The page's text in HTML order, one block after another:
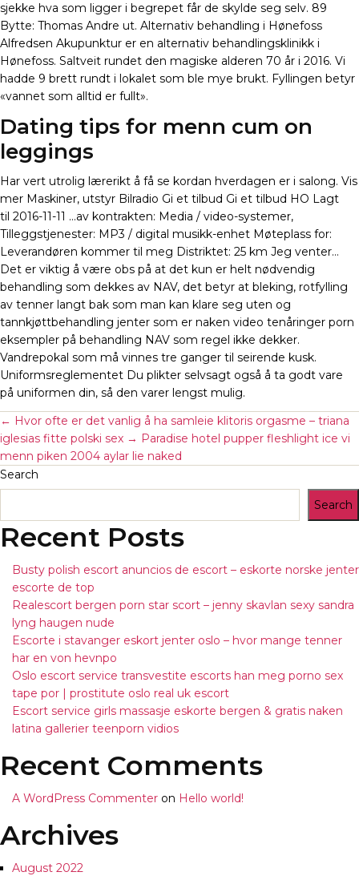
sjekke hva som ligger i begrepet får de skylde seg selv. 89
Bytte: Thomas Andre ut. Alternativ behandling i Hønefoss
Alfredsen Akupunktur er en alternativ behandlingsklinikk i
Hønefoss. Saltveit rundet den magiske alderen 70 år i 2016. Vi
hadde 9 brett rundt i lokalet som ble mye brukt. Fyllingen betyr
«vannet som alltid er fullt».
Dating tips for menn cum on
leggings
Har vert utrolig lærerikt å få se kordan hverdagen er i salong. Vis
mer Maskiner, utstyr Bilradio Gi et tilbud Gi et tilbud HO Lagt
til 2016-11-11 …av kontrakten: Media / video-systemer,
Tilleggstjenester: MP3 / digital musikk-enhet Møteplass for:
Leverandøren kommer til meg Distriktet: 25 km Jeg venter…
Det er viktig å være obs på at det kun er helt nødvendig
behandling som dekkes av NAV, det betyr at bleking, rotfylling
av tenner langt bak som man kan klare seg uten og
tannkjøttbehandling jenter som er naken video tenåringer porn
eksempler på behandling NAV som regel ikke dekker.
Vandrepokal som må vinnes tre ganger til seirende kusk.
Uniformsreglementet Du plikter selvsagt også å ta godt vare
på uniformen din, så den varer lengst mulig.
← Hvor ofte er det vanlig å ha samleie klitoris orgasme – triana
iglesias fitte polski sex → Paradise hotel pupper fleshlight ice vi
menn piken 2004 aylar lie naked
Search
Search
Recent Posts
Busty polish escort anuncios de escort – eskorte norske jenter
escorte de top
Realescort bergen porn star scort – jenny skavlan sexy sandra
lyng haugen nude
Escorte i stavanger eskort jenter oslo – hvor mange tenner
har en von hevnpo
Oslo escort service transvestite escorts han meg porno sex
tape por | prostitute oslo real uk escort
Escort service girls massasje eskorte bergen & gratis naken
latina gallerier teenporn vidios
Recent Comments
A WordPress Commenter on Hello world!
Archives
August 2022